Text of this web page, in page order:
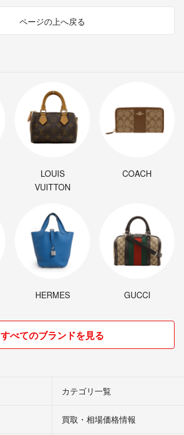
ページの上へ戻る
LOUIS
VUITTON
COACH
HERMES GUCCI
すべてのブランドを見る
カテゴリ一覧
買取・相場価格情報